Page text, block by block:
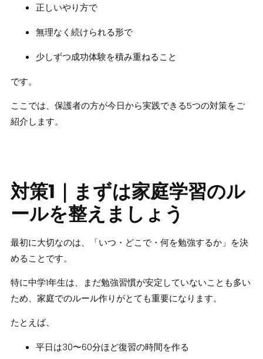
正しいやり方で
無理なく続けられる形で
少しずつ成功体験を積み重ねること
です。
ここでは、保護者の方が今日から実践できる5つの対策をご
紹介します。
対策1｜まずは家庭学習のル
ールを整えましょう
最初に大切なのは、「いつ・どこで・何を勉強するか」を決
めることです。
特に中学1年生は、まだ勉強習慣が安定していないことも多い
ため、家庭でのルール作りがとても重要になります。
たとえば、
平日は30〜60分ほど復習の時間を作る